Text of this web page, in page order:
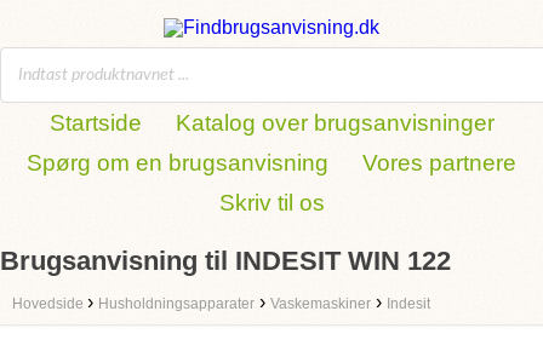
Startside
Katalog over brugsanvisninger
Spørg om en brugsanvisning
Vores partnere
Skriv til os
Brugsanvisning til INDESIT WIN 122
Hovedside › Husholdningsapparater › Vaskemaskiner › Indesit